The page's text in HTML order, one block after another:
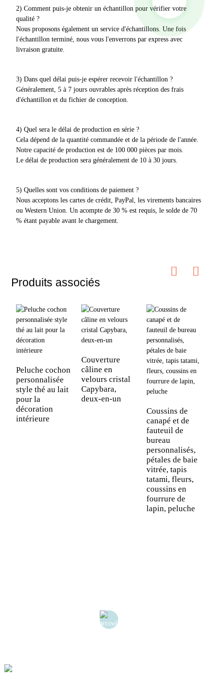
2) Comment puis-je obtenir un échantillon pour vérifier votre
qualité ?
Nous proposons également un service d'échantillons. Une fois
l'échantillon terminé, nous vous l'enverrons par express avec
livraison gratuite.
3) Dans quel délai puis-je espérer recevoir l'échantillon ?
Généralement, 5 à 7 jours ouvrables après réception des frais
d'échantillon et du fichier de conception.
4) Quel sera le délai de production en série ?
Cela dépend de la quantité commandée et de la période de l'année.
Notre capacité de production est de 100 000 pièces par mois.
Le délai de production sera généralement de 10 à 30 jours.
5) Quelles sont vos conditions de paiement ?
Nous acceptons les cartes de crédit, PayPal, les virements bancaires
ou Western Union. Un acompte de 30 % est requis, le solde de 70
% étant payable avant le chargement.
Produits associés
Peluche cochon
personnalisée
style thé au lait
pour la
décoration
intérieure
Couverture
câline en
velours cristal
Capybara,
deux-en-un
Coussins de
canapé et de
fauteuil de
bureau
personnalisés,
pétales de baie
vitrée, tapis
tatami, fleurs,
coussins en
fourrure de
lapin, peluche